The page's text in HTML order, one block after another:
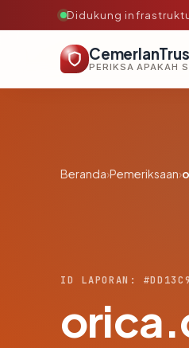
Didukung
Beranda›Pemeriksaan›
ID LAPORAN: